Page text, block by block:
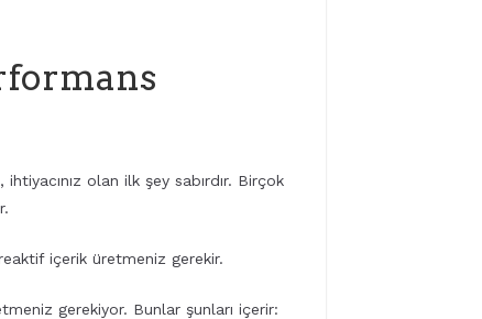
olan ilk şey sabırdır. Birçok
içerik üretmeniz gerekir.
gerekiyor. Bunlar şunları içerir: